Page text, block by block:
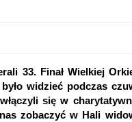
33. Finał Wielkiej
widzieć podczas
się w
zobaczyć w Hali